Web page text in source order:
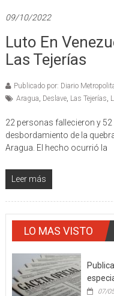
09/10/2022
Luto En
Las Tejerías
Publicado por: Diario
Aragua Deslave, Las Tejerías
22 personas fallecieron y
desbordamiento de la
Aragua. El hecho ocurrió la
Leer más
LO MAS VISTO
07/